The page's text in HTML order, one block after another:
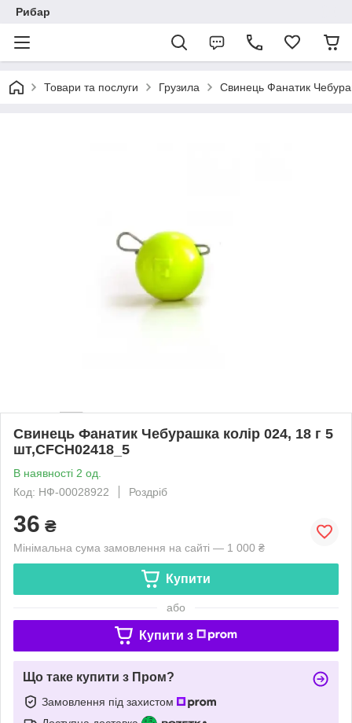
Рибар
Товари та послуги Грузила Свинець Фанатик
Свинець Фанатик Чебурашка колір 024, 18 г 5
шт,CFCH02418_5
В наявності 2 од.
Код: НФ-00028922
Роздріб
36 ₴
Мінімальна сума замовлення на сайті — 1 000 ₴
Купити
або
Купити з
Що таке купити з Пром?
Замовлення під захистом